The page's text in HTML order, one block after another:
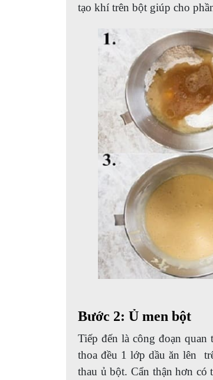
tạo khí trên bột giúp cho
Bước 2: Ủ men bột
Tiếp đến là công đoạn
thoa đều 1 lớp dầu ăn lên
thau ủ bột. Cẩn thận hơn có